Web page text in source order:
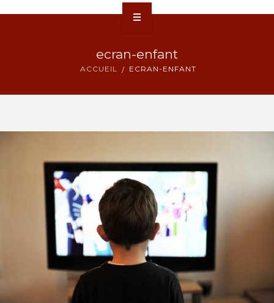
CONTACT
ecran-enfant
ACCUEIL ECRAN-ENFANT